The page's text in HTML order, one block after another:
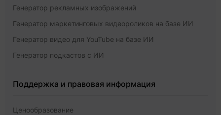
Генератор рекламных изображений
Генератор маркетинговых видеороликов на базе ИИ
Генератор видео для YouTube на базе ИИ
Генератор подкастов с ИИ
Поддержка и правовая информация
Ценообразование